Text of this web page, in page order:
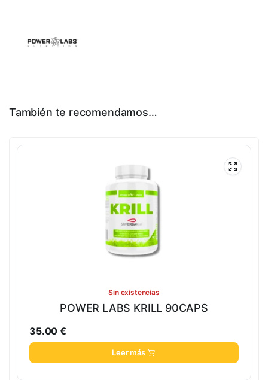
También te recomendamos…
Sin existencias
POWER LABS KRILL 90CAPS
35.00€
Leer más